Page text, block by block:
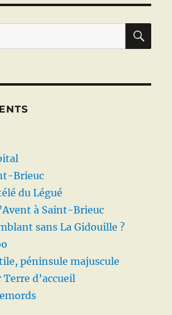
Brieuc
du Légué
à Saint-Brieuc
sans La Gidouille ?
péninsule majuscule
Terre d’accueil